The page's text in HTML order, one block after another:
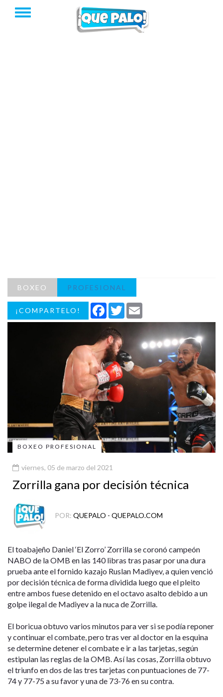
BOXEO PROFESIONAL
¡COMPARTELO! Facebook
Twitter
BOXEO PROFESIONAL
viernes, 05 de marzo del 2021
Zorrilla gana por decisión técnica
POR: QUEPALO - QUEPALO.COM
El toabajeño Daniel ‘El Zorro’ Zorrilla se coronó campeón
NABO de la OMB en las 140 libras tras pasar por una dura
prueba ante el fornido kazajo Ruslan Madiyev, a quien venció
por decisión técnica de forma dividida luego que el pleito
entre ambos fuese detenido en el octavo asalto debido a un
golpe ilegal de Madiyev a la nuca de Zorrilla.
El boricua obtuvo varios minutos para ver si se podía reponer
y continuar el combate, pero tras ver al doctor en la esquina
se determine detener el combate e ir a las tarjetas, según
estipulan las reglas de la OMB. Así las cosas, Zorrilla obtuvo
el triunfo en dos de las tres tarjetas con puntuaciones de 77-
74 y 77-75 a su favor y una de 73-76 en su contra.